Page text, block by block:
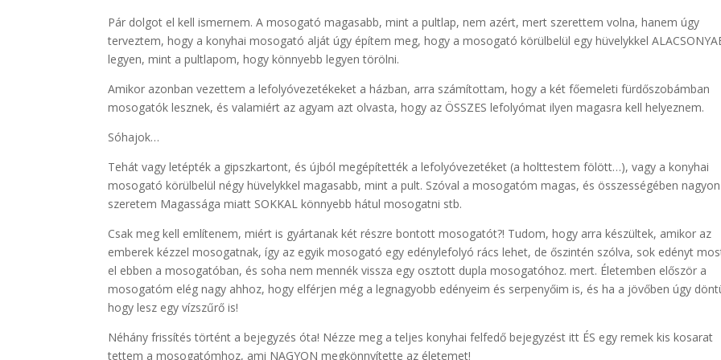
Pár dolgot el kell ismernem. A mosogató magasabb, mint a pultlap, nem azért, mert szerettem volna, hanem úgy
terveztem, hogy a konyhai mosogató alját úgy építem meg, hogy a mosogató körülbelül egy hüvelykkel
legyen, mint a pultlapom, hogy könnyebb legyen törölni.
Amikor azonban vezettem a lefolyóvezetékeket a házban, arra számítottam, hogy a két főemeleti fürdőszobámban
mosogatók lesznek, és valamiért az agyam azt olvasta, hogy az ÖSSZES lefolyómat ilyen magasra kell helyeznem.
Sóhajok…
Tehát vagy letépték a gipszkartont, és újból megépítették a lefolyóvezetéket (a holttestem fölött…), vagy a konyhai
mosogató körülbelül négy hüvelykkel magasabb, mint a pult. Szóval a mosogatóm magas, és összességében nagyon
szeretem Magassága miatt SOKKAL könnyebb hátul mosogatni stb.
Csak meg kell említenem, miért is gyártanak két részre bontott mosogatót?! Tudom, hogy arra készültek, amikor az
emberek kézzel mosogatnak, így az egyik mosogató egy edénylefolyó rács lehet, de őszintén szólva, sok edényt
el ebben a mosogatóban, és soha nem mennék vissza egy osztott dupla mosogatóhoz. mert. Életemben először a
mosogatóm elég nagy ahhoz, hogy elférjen még a legnagyobb edényeim és serpenyőim is, és ha a jövőben úgy
hogy lesz egy vízszűrő is!
Néhány frissítés történt a bejegyzés óta! Nézze meg a teljes konyhai felfedő bejegyzést itt ÉS egy remek kis kosarat
tettem a mosogatómhoz, ami NAGYON megkönnyítette az életemet!